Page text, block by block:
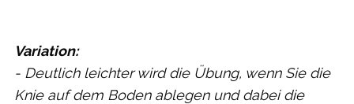
Variation:
- Deutlich leichter wird die Übung, wenn Sie die
Knie auf dem Boden ablegen und dabei die